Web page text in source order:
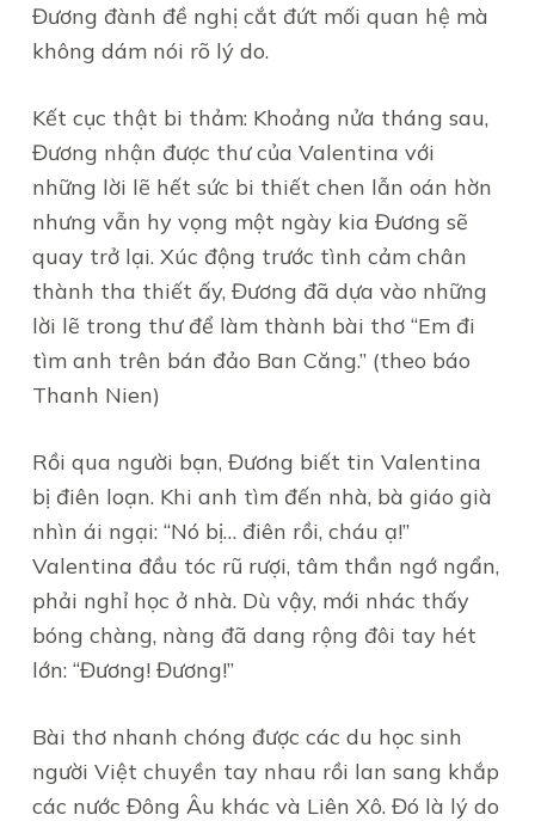
Đương đành đề nghị cắt đứt mối quan hệ mà
không dám nói rõ lý do.
Kết cục thật bi thảm: Khoảng nửa tháng sau,
Đương nhận được thư của Valentina với
những lời lẽ hết sức bi thiết chen lẫn oán hờn
nhưng vẫn hy vọng một ngày kia Đương sẽ
quay trở lại. Xúc động trước tình cảm chân
thành tha thiết ấy, Đương đã dựa vào những
lời lẽ trong thư để làm thành bài thơ “Em đi
tìm anh trên bán đảo Ban Căng.” (theo báo
Thanh Nien)
Rồi qua người bạn, Đương biết tin Valentina
bị điên loạn. Khi anh tìm đến nhà, bà giáo già
nhìn ái ngại: “Nó bị… điên rồi, cháu ạ!”
Valentina đầu tóc rũ rượi, tâm thần ngớ ngẩn,
phải nghỉ học ở nhà. Dù vậy, mới nhác thấy
bóng chàng, nàng đã dang rộng đôi tay hét
lớn: “Đương! Đương!”
Bài thơ nhanh chóng được các du học sinh
người Việt chuyền tay nhau rồi lan sang khắp
các nước Đông Âu khác và Liên Xô. Đó là lý do